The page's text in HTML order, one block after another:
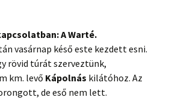
A Warté.
vasárnap késő este kezdett esni.
rövid túrát szerveztünk,
km. levő Kápolnás kilátóhoz. Az
de eső nem lett.